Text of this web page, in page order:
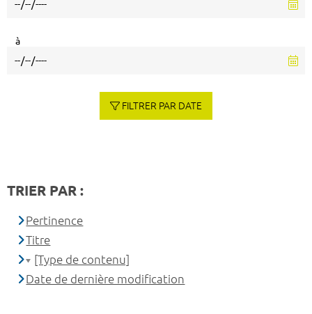
à
FILTRER PAR DATE
TRIER PAR :
Pertinence
Titre
[Type de contenu]
Date de dernière modification